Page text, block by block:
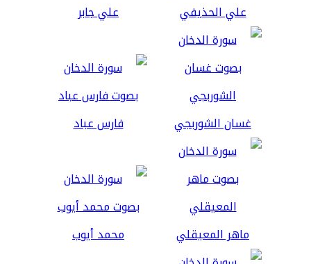
علي الحذيفي علي جابر
غسان الشوربجي فارس عباد
ماهر المعيقلي محمد أيوب